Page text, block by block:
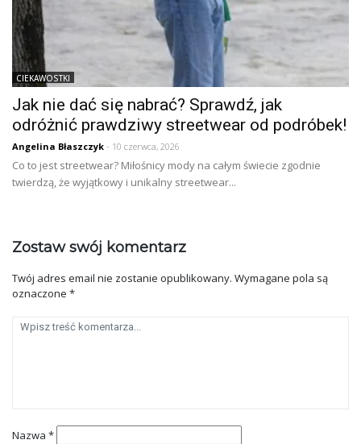
CIEKAWOSTKI
Jak nie dać się nabrać? Sprawdź, jak
odróżnić prawdziwy streetwear od podróbek!
Angelina Błaszczyk - 10 czerwca, 2026
Co to jest streetwear? Miłośnicy mody na całym świecie zgodnie
twierdzą, że wyjątkowy i unikalny streetwear...
Zostaw swój komentarz
Twój adres email nie zostanie opublikowany. Wymagane pola są
oznaczone *
Nazwa *